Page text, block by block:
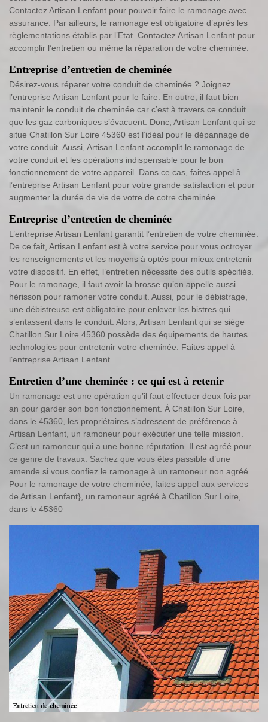
Contactez Artisan Lenfant pour pouvoir faire le ramonage avec
assurance. Par ailleurs, le ramonage est obligatoire d’après les
règlementations établis par l’Etat. Contactez Artisan Lenfant pour
accomplir l’entretien ou même la réparation de votre cheminée.
Entreprise d’entretien de cheminée
Désirez-vous réparer votre conduit de cheminée ? Joignez
l’entreprise Artisan Lenfant pour le faire. En outre, il faut bien
maintenir le conduit de cheminée car c’est à travers ce conduit
que les gaz carboniques s’évacuent. Donc, Artisan Lenfant qui se
situe Chatillon Sur Loire 45360 est l’idéal pour le dépannage de
votre conduit. Aussi, Artisan Lenfant accomplit le ramonage de
votre conduit et les opérations indispensable pour le bon
fonctionnement de votre appareil. Dans ce cas, faites appel à
l’entreprise Artisan Lenfant pour votre grande satisfaction et pour
augmenter la durée de vie de votre de cotre cheminée.
Entreprise d’entretien de cheminée
L’entreprise Artisan Lenfant garantit l’entretien de votre cheminée.
De ce fait, Artisan Lenfant est à votre service pour vous octroyer
les renseignements et les moyens à optés pour mieux entretenir
votre dispositif. En effet, l’entretien nécessite des outils spécifiés.
Pour le ramonage, il faut avoir la brosse qu’on appelle aussi
hérisson pour ramoner votre conduit. Aussi, pour le débistrage,
une débistreuse est obligatoire pour enlever les bistres qui
s’entassent dans le conduit. Alors, Artisan Lenfant qui se siège
Chatillon Sur Loire 45360 possède des équipements de hautes
technologies pour entretenir votre cheminée. Faites appel à
l’entreprise Artisan Lenfant.
Entretien d’une cheminée : ce qui est à retenir
Un ramonage est une opération qu’il faut effectuer deux fois par
an pour garder son bon fonctionnement. À Chatillon Sur Loire,
dans le 45360, les propriétaires s’adressent de préférence à
Artisan Lenfant, un ramoneur pour exécuter une telle mission.
C’est un ramoneur qui a une bonne réputation. Il est agréé pour
ce genre de travaux. Sachez que vous êtes passible d’une
amende si vous confiez le ramonage à un ramoneur non agréé.
Pour le ramonage de votre cheminée, faites appel aux services
de Artisan Lenfant}, un ramoneur agréé à Chatillon Sur Loire,
dans le 45360